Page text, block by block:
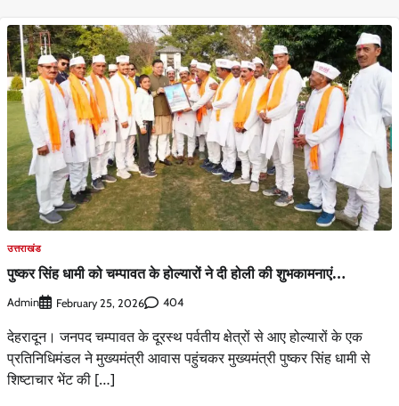
उत्तराखंड
पुष्कर सिंह धामी को चम्पावत के होल्यारों ने दी होली की शुभकामनाएं…
Admin February 25, 2026 404
देहरादून। जनपद चम्पावत के दूरस्थ पर्वतीय क्षेत्रों से आए होल्यारों के एक
प्रतिनिधिमंडल ने मुख्यमंत्री आवास पहुंचकर मुख्यमंत्री पुष्कर सिंह धामी से
शिष्टाचार भेंट की […]